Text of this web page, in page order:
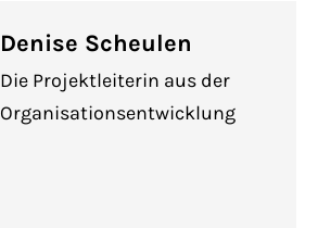
Denise Scheulen
Die Projektleiterin aus der
Organisationsentwicklung